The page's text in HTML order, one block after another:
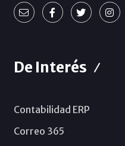
De Interés
Contabilidad ERP
Correo 365